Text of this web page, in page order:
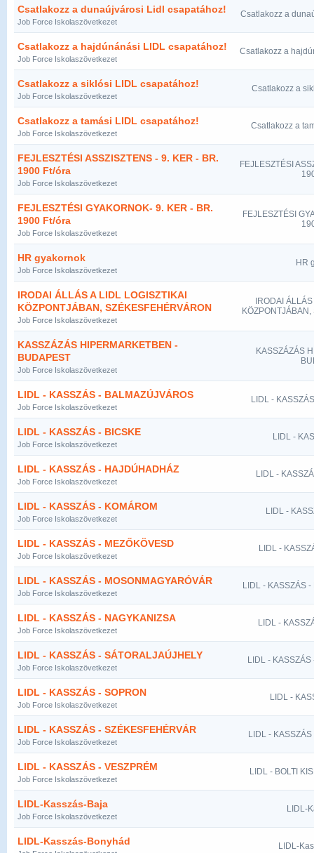
Csatlakozz a dunaújvárosi Lidl csapatához!
Job Force Iskolaszövetkezet
Csatlakozz a
Csatlakozz a hajdúnánási LIDL csapatához!
Job Force Iskolaszövetkezet
Csatlakozz a
Csatlakozz a siklósi LIDL csapatához!
Job Force Iskolaszövetkezet
Csatlakozz a
Csatlakozz a tamási LIDL csapatához!
Job Force Iskolaszövetkezet
Csatlakozz a
FEJLESZTÉSI ASSZISZTENS - 9. KER - BR.
1900 Ft/óra
Job Force Iskolaszövetkezet
FEJLESZTÉSI
FEJLESZTÉSI GYAKORNOK- 9. KER - BR.
1900 Ft/óra
Job Force Iskolaszövetkezet
FEJLESZTÉSI
HR gyakornok
Job Force Iskolaszövetkezet
HR
IRODAI ÁLLÁS A LIDL LOGISZTIKAI
KÖZPONTJÁBAN, SZÉKESFEHÉRVÁRON
Job Force Iskolaszövetkezet
IRODAI
KASSZÁZÁS HIPERMARKETBEN -
BUDAPEST
Job Force Iskolaszövetkezet
KASSZÁZÁS
LIDL - KASSZÁS - BALMAZÚJVÁROS
Job Force Iskolaszövetkezet
LIDL -
LIDL - KASSZÁS - BICSKE
Job Force Iskolaszövetkezet
LIDL -
LIDL - KASSZÁS - HAJDÚHADHÁZ
Job Force Iskolaszövetkezet
LIDL -
LIDL - KASSZÁS - KOMÁROM
Job Force Iskolaszövetkezet
LIDL -
LIDL - KASSZÁS - MEZŐKÖVESD
Job Force Iskolaszövetkezet
LIDL -
LIDL - KASSZÁS - MOSONMAGYARÓVÁR
Job Force Iskolaszövetkezet
LIDL - KASSZÁS
LIDL - KASSZÁS - NAGYKANIZSA
Job Force Iskolaszövetkezet
LIDL -
LIDL - KASSZÁS - SÁTORALJAÚJHELY
Job Force Iskolaszövetkezet
LIDL -
LIDL - KASSZÁS - SOPRON
Job Force Iskolaszövetkezet
LIDL -
LIDL - KASSZÁS - SZÉKESFEHÉRVÁR
Job Force Iskolaszövetkezet
LIDL -
LIDL - KASSZÁS - VESZPRÉM
Job Force Iskolaszövetkezet
LIDL - BOLTI
LIDL-Kasszás-Baja
Job Force Iskolaszövetkezet
LIDL-
LIDL-Kasszás-Bonyhád LIDL-